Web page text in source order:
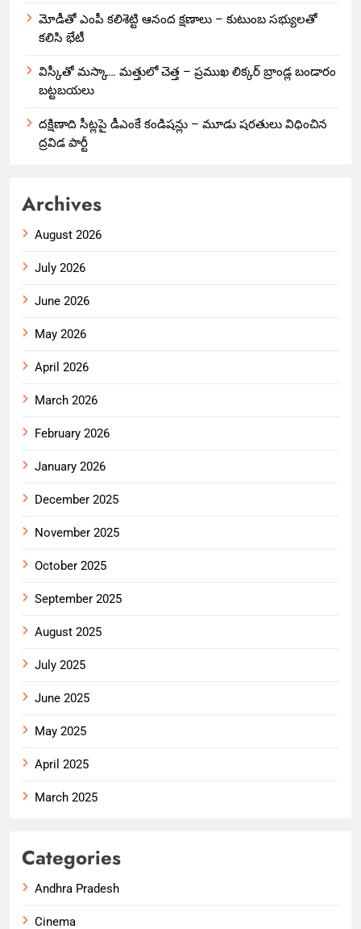
మోడీతో ఎంపీ కలిశెట్టి ఆనంద క్షణాలు – కుటుంబ సభ్యులతో
కలిసి భేటీ
విస్కీతో మస్కా… మత్తులో చెత్త – ప్రముఖ లిక్కర్ బ్రాండ్ల బండారం
బట్టబయలు
దక్షిణాది సీట్లపై డీఎంకే కండిషన్లు – మూడు షరతులు విధించిన
ద్రవిడ పార్టీ
Archives
August 2026
July 2026
June 2026
May 2026
April 2026
March 2026
February 2026
January 2026
December 2025
November 2025
October 2025
September 2025
August 2025
July 2025
June 2025
May 2025
April 2025
March 2025
Categories
Andhra Pradesh
Cinema